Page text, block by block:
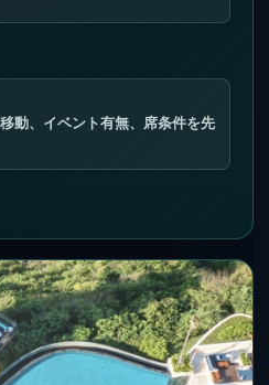
動、イベント有無、席条件を先